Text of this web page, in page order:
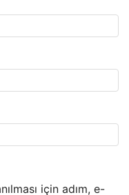
için adım, e-